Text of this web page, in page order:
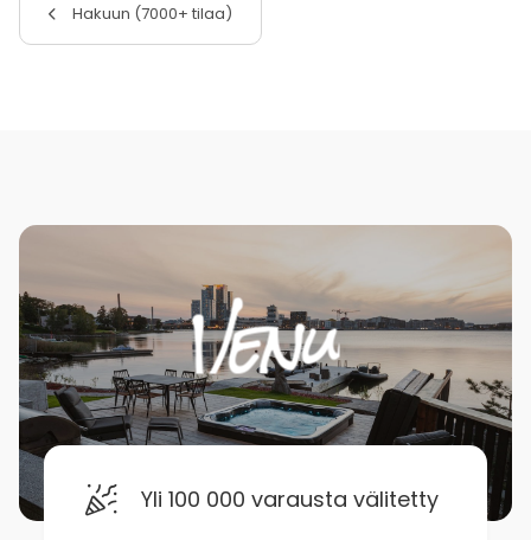
Hakuun (7000+ tilaa)
Yli 100 000 varausta välitetty